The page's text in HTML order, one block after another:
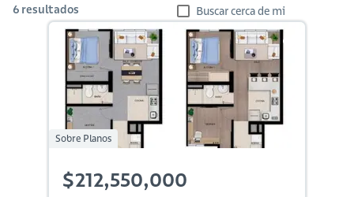
6 resultados Buscar cerca de mi
Sobre Planos
$212,550,000